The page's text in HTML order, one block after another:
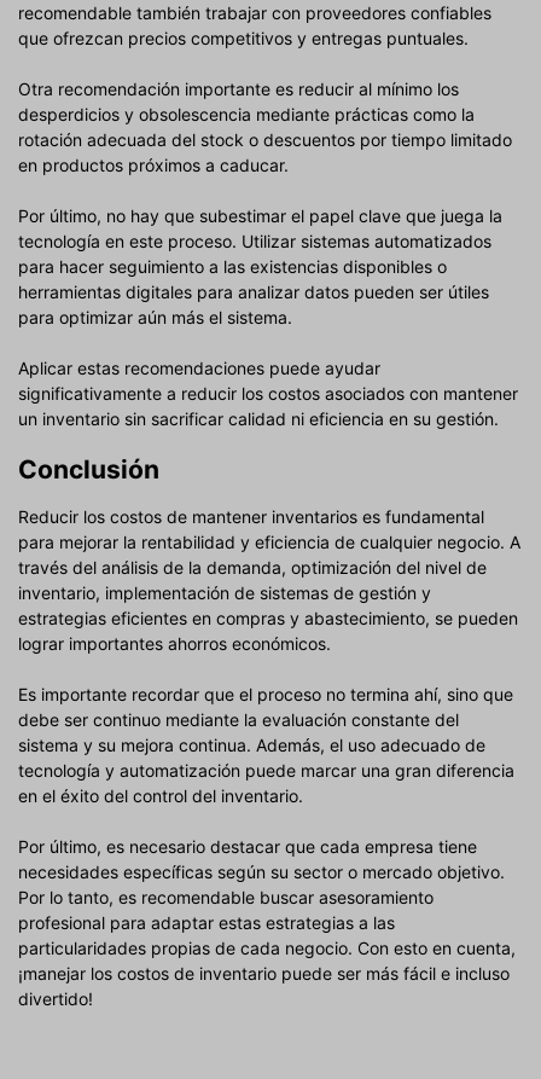
recomendable también trabajar con proveedores confiables
que ofrezcan precios competitivos y entregas puntuales.
Otra recomendación importante es reducir al mínimo los
desperdicios y obsolescencia mediante prácticas como la
rotación adecuada del stock o descuentos por tiempo limitado
en productos próximos a caducar.
Por último, no hay que subestimar el papel clave que juega la
tecnología en este proceso. Utilizar sistemas automatizados
para hacer seguimiento a las existencias disponibles o
herramientas digitales para analizar datos pueden ser útiles
para optimizar aún más el sistema.
Aplicar estas recomendaciones puede ayudar
significativamente a reducir los costos asociados con mantener
un inventario sin sacrificar calidad ni eficiencia en su gestión.
Conclusión
Reducir los costos de mantener inventarios es fundamental
para mejorar la rentabilidad y eficiencia de cualquier negocio. A
través del análisis de la demanda, optimización del nivel de
inventario, implementación de sistemas de gestión y
estrategias eficientes en compras y abastecimiento, se pueden
lograr importantes ahorros económicos.
Es importante recordar que el proceso no termina ahí, sino que
debe ser continuo mediante la evaluación constante del
sistema y su mejora continua. Además, el uso adecuado de
tecnología y automatización puede marcar una gran diferencia
en el éxito del control del inventario.
Por último, es necesario destacar que cada empresa tiene
necesidades específicas según su sector o mercado objetivo.
Por lo tanto, es recomendable buscar asesoramiento
profesional para adaptar estas estrategias a las
particularidades propias de cada negocio. Con esto en cuenta,
¡manejar los costos de inventario puede ser más fácil e incluso
divertido!